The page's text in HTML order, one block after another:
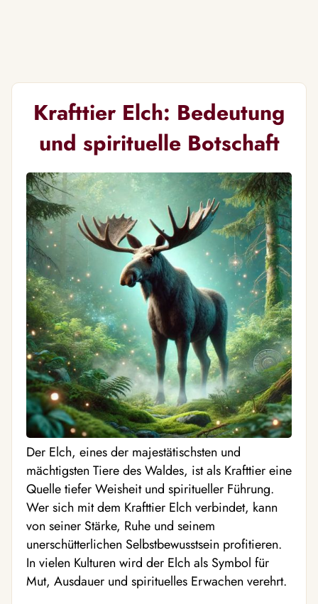
Krafttier Elch: Bedeutung
und spirituelle Botschaft
Der Elch, eines der majestätischsten und
mächtigsten Tiere des Waldes, ist als Krafttier eine
Quelle tiefer Weisheit und spiritueller Führung.
Wer sich mit dem Krafttier Elch verbindet, kann
von seiner Stärke, Ruhe und seinem
unerschütterlichen Selbstbewusstsein profitieren.
In vielen Kulturen wird der Elch als Symbol für
Mut, Ausdauer und spirituelles Erwachen verehrt.